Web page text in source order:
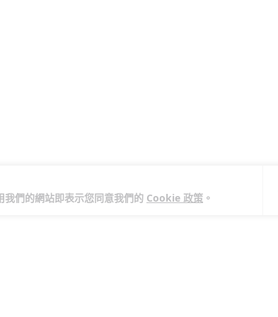
們的網站即表示您同意我們的 Cookie 政策 。